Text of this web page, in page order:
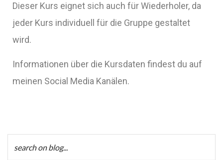
Dieser Kurs eignet sich auch für Wiederholer, da
jeder Kurs individuell für die Gruppe gestaltet
wird.
Informationen über die Kursdaten findest du auf
meinen Social Media Kanälen.